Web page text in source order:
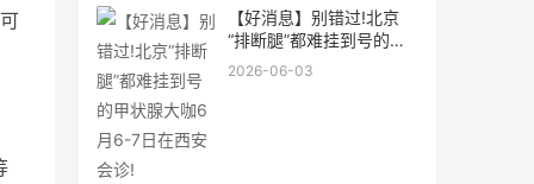
【好消息】别错过!北京
“排断腿”都难挂到号的甲
状
2026-06-03